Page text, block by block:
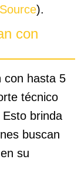
Source).
con
con hasta 5
técnico
brinda
buscan
su